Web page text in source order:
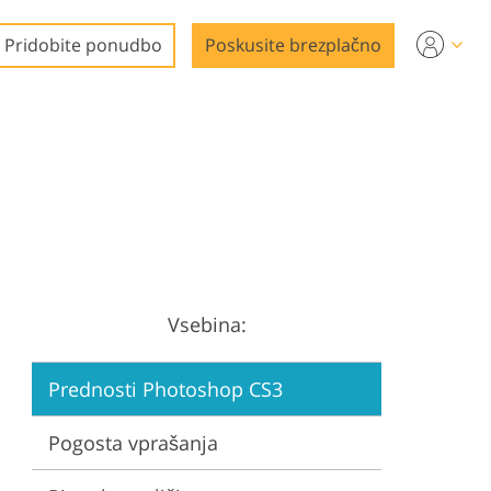
Pridobite ponudbo Poskusite brezplačno
Vsebina:
Prednosti Photoshop CS3
Pogosta vprašanja